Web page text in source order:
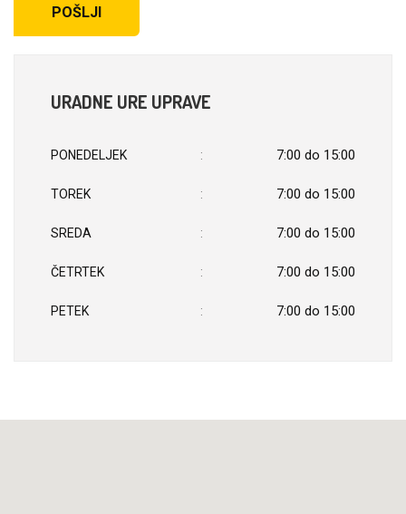
URADNE URE UPRAVE
PONEDELJEK 7:00 do 15:00
TOREK 7:00 do 15:00
SREDA 7:00 do 15:00
ČETRTEK 7:00 do 15:00
PETEK 7:00 do 15:00